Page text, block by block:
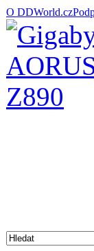
O DDWorld.cz